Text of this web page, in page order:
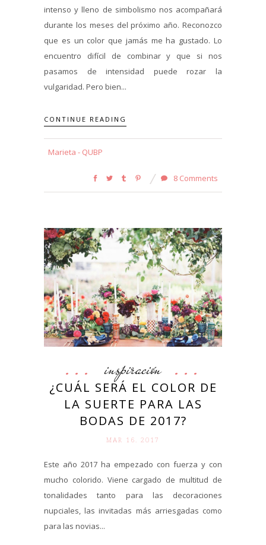
intenso y lleno de simbolismo nos acompañará
durante los meses del próximo año. Reconozco
que es un color que jamás me ha gustado. Lo
encuentro difícil de combinar y que si nos
pasamos de intensidad puede rozar la
vulgaridad. Pero bien...
CONTINUE READING
Marieta - QUBP
8 Comments
inspiración
¿CUÁL SERÁ EL COLOR DE
LA SUERTE PARA LAS
BODAS DE 2017?
MAR 16. 2017
Este año 2017 ha empezado con fuerza y con
mucho colorido. Viene cargado de multitud de
tonalidades tanto para las decoraciones
nupciales, las invitadas más arriesgadas como
para las novias...